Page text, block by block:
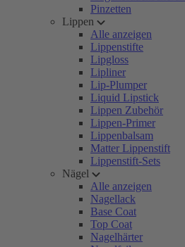
Pinzetten
Lippen
Alle anzeigen
Lippenstifte
Lipgloss
Lipliner
Lip-Plumper
Liquid Lipstick
Lippen Zubehör
Lippen-Primer
Lippenbalsam
Matter Lippenstift
Lippenstift-Sets
Nägel
Alle anzeigen
Nagellack
Base Coat
Top Coat
Nagelhärter